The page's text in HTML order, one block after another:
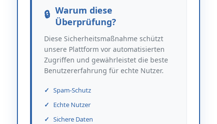
Warum diese
Überprüfung?
Diese Sicherheitsmaßnahme schützt
unsere Plattform vor automatisierten
Zugriffen und gewährleistet die beste
Benutzererfahrung für echte Nutzer.
Spam-Schutz
Echte Nutzer
Sichere Daten